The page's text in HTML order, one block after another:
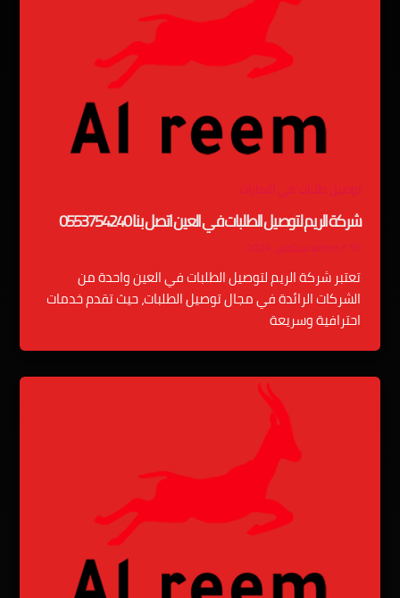
توصيل طلبات في الامارات
شركة الريم لتوصيل الطلبات في العين اتصل بنا 0553754240
admin/ 15 سبتمبر، 2024
تعتبر شركة الريم لتوصيل الطلبات في العين واحدة من
الشركات الرائدة في مجال توصيل الطلبات، حيث تقدم خدمات
احترافية وسريعة